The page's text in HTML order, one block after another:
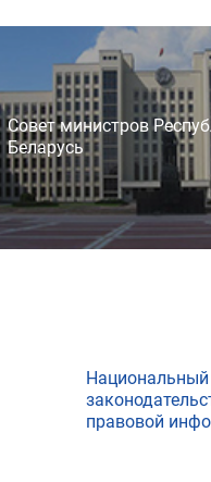
Совет министров
Беларусь
Национальный
правовой